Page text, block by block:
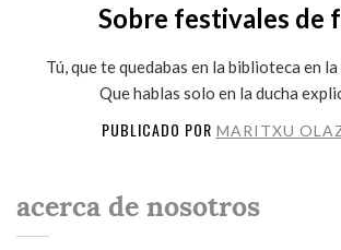
Sobre festivales de
Tú, que te quedabas en la biblioteca en
Que hablas solo en la ducha
PUBLICADO POR MARITXU
acerca de nosotros